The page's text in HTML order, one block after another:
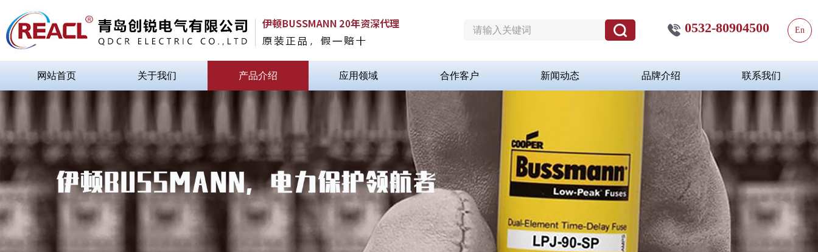
En
0532-80904500
网站首页 关于我们 产品介绍 应用领域 合作客户 新闻动态 品牌介绍 联系我们